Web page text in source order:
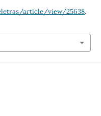
article/view/25638.